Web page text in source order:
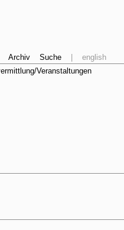
Archiv Suche
english
Veranstaltungen